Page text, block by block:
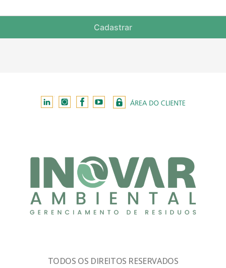
Cadastrar
TODOS OS DIREITOS RESERVADOS